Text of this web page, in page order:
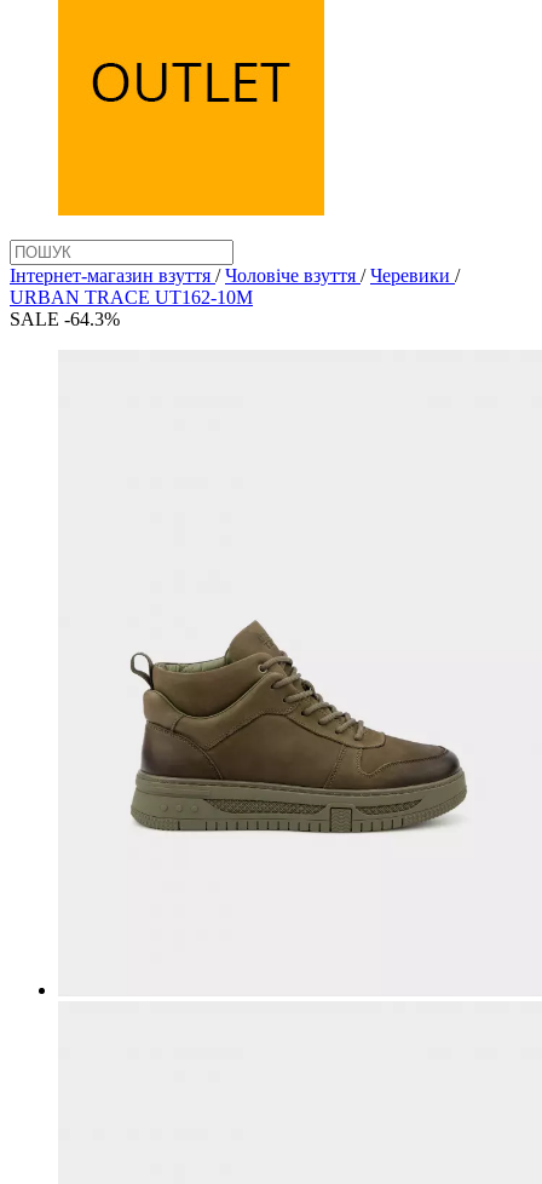
Інтернет-магазин взуття / Чоловіче взуття / Черевики /
URBAN TRACE UT162-10M
SALE -64.3%